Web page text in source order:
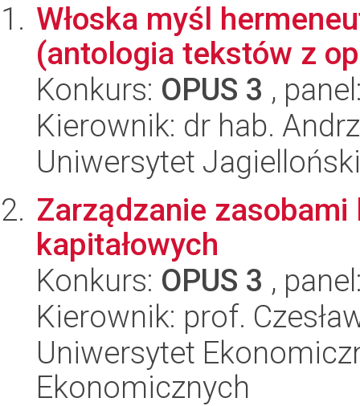
Włoska myśl
(antologia tekstów z
Konkurs: OPUS 3 ,
Kierownik: dr hab.
Uniwersytet
Zarządzanie
kapitałowych
Konkurs: OPUS 3 ,
Kierownik: prof.
Uniwersytet
Ekonomicznych